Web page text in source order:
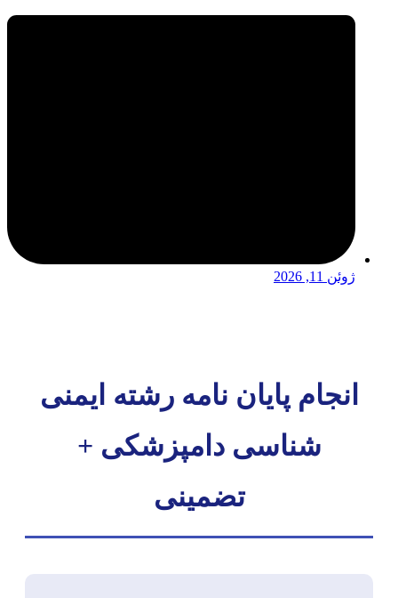
ژوئن 11, 2026
انجام پایان نامه رشته ایمنی
شناسی دامپزشکی +
تضمینی